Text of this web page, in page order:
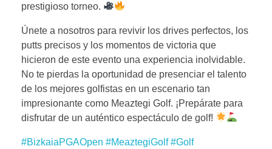
prestigioso torneo.
Únete a nosotros para revivir los drives perfectos, los
putts precisos y los momentos de victoria que
hicieron de este evento una experiencia inolvidable.
No te pierdas la oportunidad de presenciar el talento
de los mejores golfistas en un escenario tan
impresionante como Meaztegi Golf. ¡Prepárate para
disfrutar de un auténtico espectáculo de golf!
#BizkaiaPGAOpen #MeaztegiGolf #Golf